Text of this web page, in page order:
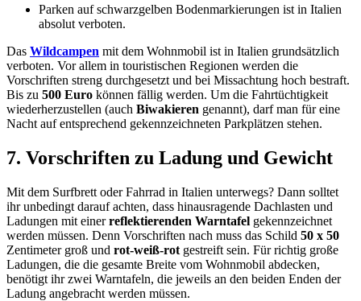
Parken auf schwarzgelben Bodenmarkierungen ist in Italien
absolut verboten.
Das Wildcampen mit dem Wohnmobil ist in Italien grundsätzlich
verboten. Vor allem in touristischen Regionen werden die
Vorschriften streng durchgesetzt und bei Missachtung hoch bestraft.
Bis zu 500 Euro können fällig werden. Um die Fahrtüchtigkeit
wiederherzustellen (auch Biwakieren genannt), darf man für eine
Nacht auf entsprechend gekennzeichneten Parkplätzen stehen.
7. Vorschriften zu Ladung und Gewicht
Mit dem Surfbrett oder Fahrrad in Italien unterwegs? Dann solltet
ihr unbedingt darauf achten, dass hinausragende Dachlasten und
Ladungen mit einerreflektierenden Warntafel gekennzeichnet
werden müssen. Denn Vorschriften nach muss das Schild 50 x 50
Zentimeter groß und rot-weiß-rot gestreift sein. Für richtig große
Ladungen, die die gesamte Breite vom Wohnmobil abdecken,
benötigt ihr zwei Warntafeln, die jeweils an den beiden Enden der
Ladung angebracht werden müssen.